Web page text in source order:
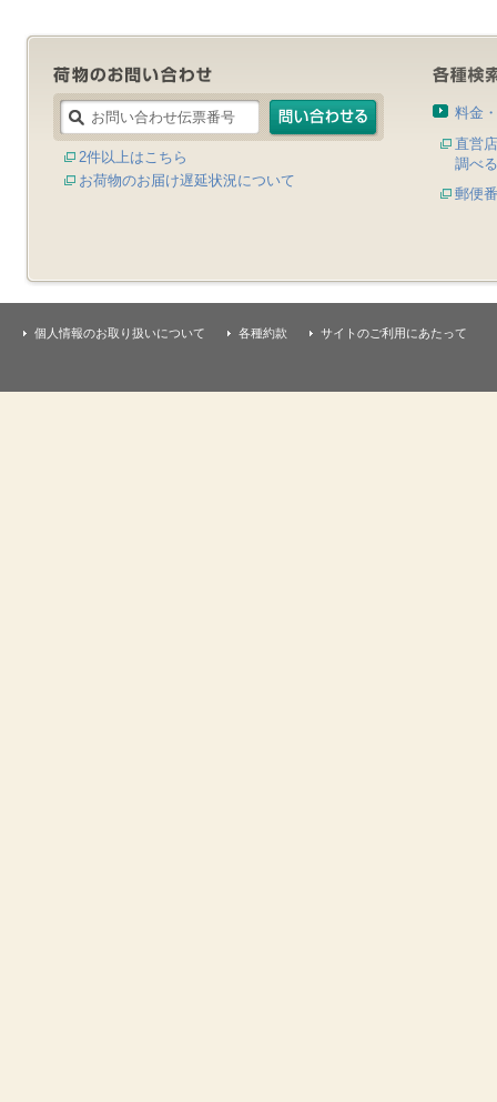
2件以上はこちら
お荷物のお届け遅延状況について
料金
直営
調べる
郵便
個人情報のお取り扱いについて 各種約款 サイトのご利用にあたって